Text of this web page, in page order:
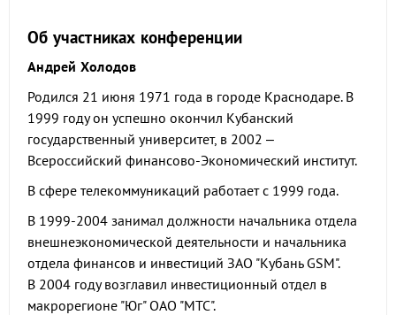
Об участниках конференции
Андрей Холодов
Родился 21 июня 1971 года в городе Краснодаре. В
1999 году он успешно окончил Кубанский
государственный университет, в 2002 –
Всероссийский финансово-Экономический институт.
В сфере телекоммуникаций работает с 1999 года.
В 1999-2004 занимал должности начальника отдела
внешнеэкономической деятельности и начальника
отдела финансов и инвестиций ЗАО "Кубань GSM".
В 2004 году возглавил инвестиционный отдел в
макрорегионе "Юг" ОАО "МТС".